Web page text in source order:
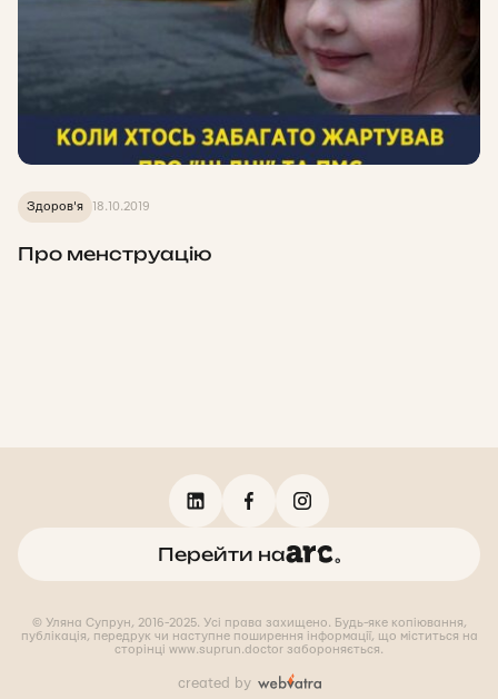
Здоров'я 18.10.2019
Про менструацію
Перейти на
© Уляна Супрун, 2016-2025. Усі права захищено. Будь-яке копіювання,
публікація, передрук чи наступне поширення інформації, що міститься на
сторінці www.suprun.doctor забороняється.
created by